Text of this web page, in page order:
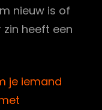
nieuw is of
heeft een
je iemand